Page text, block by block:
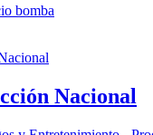
bomba
Nacional